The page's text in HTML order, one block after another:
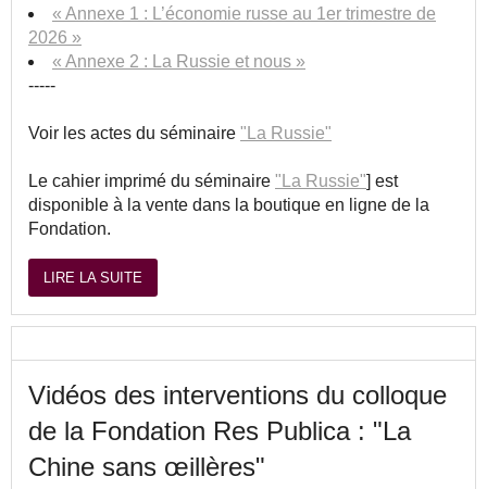
« Annexe 1 : L’économie russe au 1er trimestre de
2026 »
« Annexe 2 : La Russie et nous »
-----
Voir les actes du séminaire "La Russie"
Le cahier imprimé du séminaire "La Russie"] est
disponible à la vente dans la boutique en ligne de la
Fondation.
LIRE LA SUITE
Vidéos des interventions du colloque
de la Fondation Res Publica : "La
Chine sans œillères"